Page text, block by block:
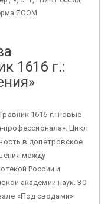
ZOOM
1616 г.:
1616 г.: новые
профессионала». Цикл
в допетровское
между
России и
академии наук. 30
«Под сводами»